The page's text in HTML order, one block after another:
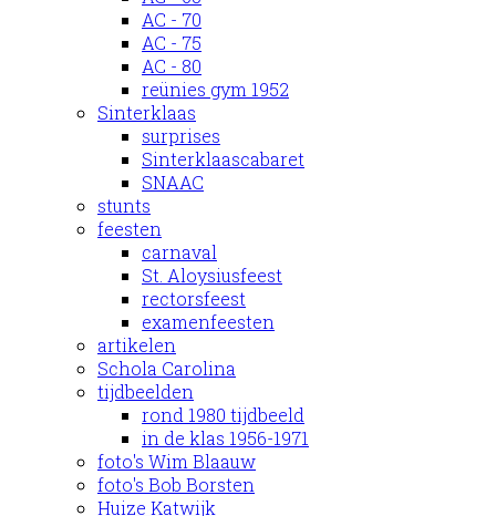
AC - 70
AC - 75
AC - 80
reünies gym 1952
Sinterklaas
surprises
Sinterklaascabaret
SNAAC
stunts
feesten
carnaval
St. Aloysiusfeest
rectorsfeest
examenfeesten
artikelen
Schola Carolina
tijdbeelden
rond 1980 tijdbeeld
in de klas 1956-1971
foto's Wim Blaauw
foto's Bob Borsten
Huize Katwijk